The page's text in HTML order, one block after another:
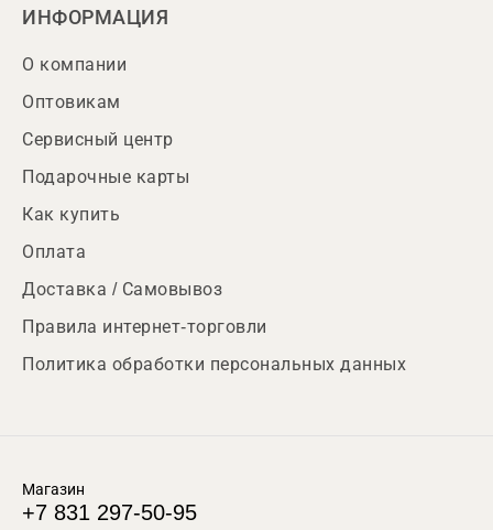
ИНФОРМАЦИЯ
О компании
Оптовикам
Сервисный центр
Подарочные карты
Как купить
Оплата
Доставка / Самовывоз
Правила интернет-торговли
Политика обработки персональных данных
Магазин
+7 831 297-50-95